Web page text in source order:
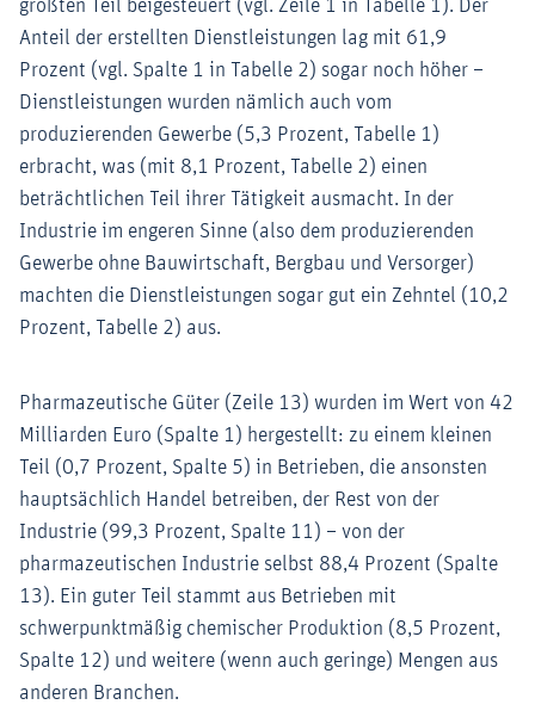
größten Teil beigesteuert (vgl. Zeile 1 in Tabelle 1). Der
Anteil der erstellten Dienstleistungen lag mit 61,9
Prozent (vgl. Spalte 1 in Tabelle 2) sogar noch höher –
Dienstleistungen wurden nämlich auch vom
produzierenden Gewerbe (5,3 Prozent, Tabelle 1)
erbracht, was (mit 8,1 Prozent, Tabelle 2) einen
beträchtlichen Teil ihrer Tätigkeit ausmacht. In der
Industrie im engeren Sinne (also dem produzierenden
Gewerbe ohne Bauwirtschaft, Bergbau und Versorger)
machten die Dienstleistungen sogar gut ein Zehntel (10,2
Prozent, Tabelle 2) aus.
Pharmazeutische Güter (Zeile 13) wurden im Wert von 42
Milliarden Euro (Spalte 1) hergestellt: zu einem kleinen
Teil (0,7 Prozent, Spalte 5) in Betrieben, die ansonsten
hauptsächlich Handel betreiben, der Rest von der
Industrie (99,3 Prozent, Spalte 11) – von der
pharmazeutischen Industrie selbst 88,4 Prozent (Spalte
13). Ein guter Teil stammt aus Betrieben mit
schwerpunktmäßig chemischer Produktion (8,5 Prozent,
Spalte 12) und weitere (wenn auch geringe) Mengen aus
anderen Branchen.